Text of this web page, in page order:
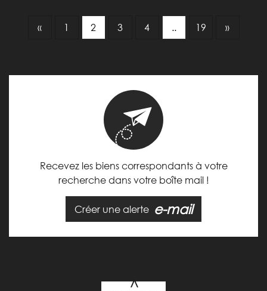
« 1 2 3 4 .. 19 »
Recevez les biens correspondants à votre
recherche dans votre boîte mail !
Créer une alerte e-mail